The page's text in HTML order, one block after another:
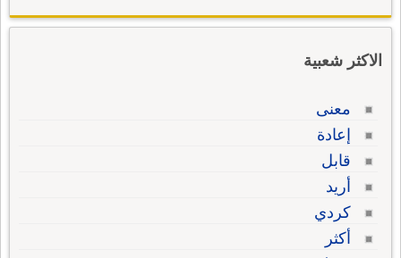
الاكثر شعبية
معنى
إعادة
قابل
أريد
كردي
أكثر